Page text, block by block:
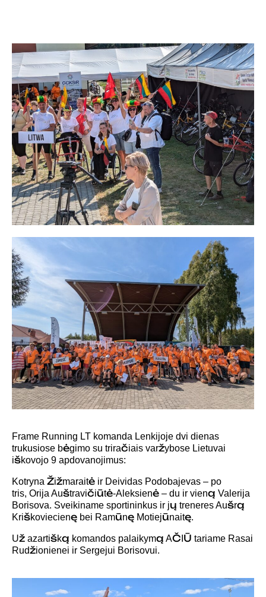
Frame Running LT komanda Lenkijoje dvi dienas
trukusiose bėgimo su triračiais varžybose Lietuvai
iškovojo 9 apdovanojimus:
Kotryna Žižmaraitė ir Deividas Podobajevas – po
tris, Orija Auštravičiūtė-Aleksienė – du ir vieną Valerija
Borisova. Sveikiname sportininkus ir jų treneres Aušrą
Kriškoviecienę bei Ramūnę Motiejūnaitę.
Už azartišką komandos palaikymą AČIŪ tariame Rasai
Rudžionienei ir Sergejui Borisovui.